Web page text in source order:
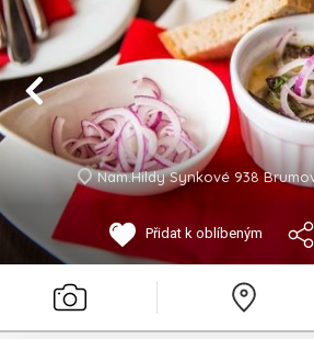
Nam.Hildy Synkové 938
Přidat k oblíbeným